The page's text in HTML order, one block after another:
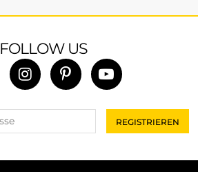
FOLLOW US